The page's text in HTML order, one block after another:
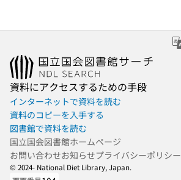
資料にアクセスするための手段
インターネットで資料を読む
資料のコピーを入手する
図書館で資料を読む
国立国会図書館ホームページ
お問い合わせお知らせプライバシーポリシー
© 2024- National Diet Library, Japan.